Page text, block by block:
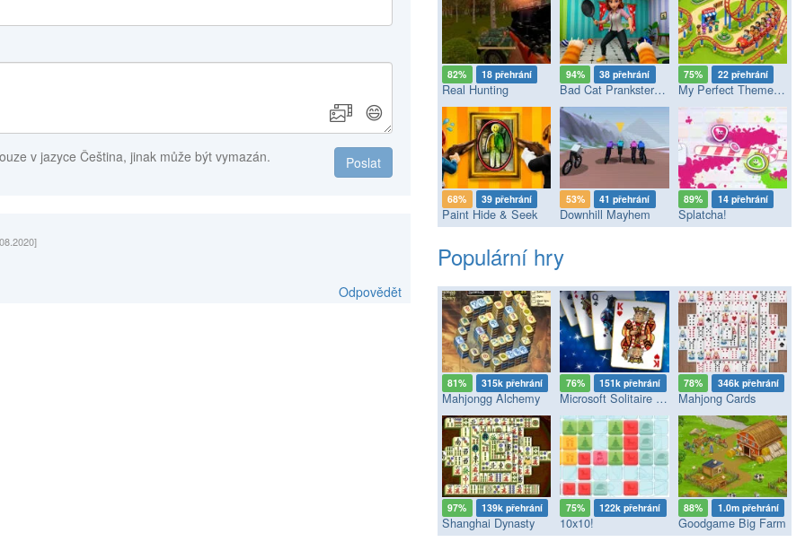
😄
Poslat
v jazyce Čeština, jinak může být vymazán.
Odpovědět
82% 18 přehrání
Real Hunting
94% 38 přehrání
Bad Cat Prankster - Mom’s Return
75% 22 přehrání
My Perfect Theme Park
68% 39 přehrání
Paint Hide & Seek
53% 41 přehrání
Downhill Mayhem
89% 14 přehrání
Splatcha!
Populární hry
81% 315k přehrání
Mahjongg Alchemy
76% 151k přehrání
Microsoft Solitaire Collection
78% 346k přehrání
Mahjong Cards
97% 139k přehrání
Shanghai Dynasty
75% 122k přehrání
10x10!
88% 1.0m přehrání
Goodgame Big Farm